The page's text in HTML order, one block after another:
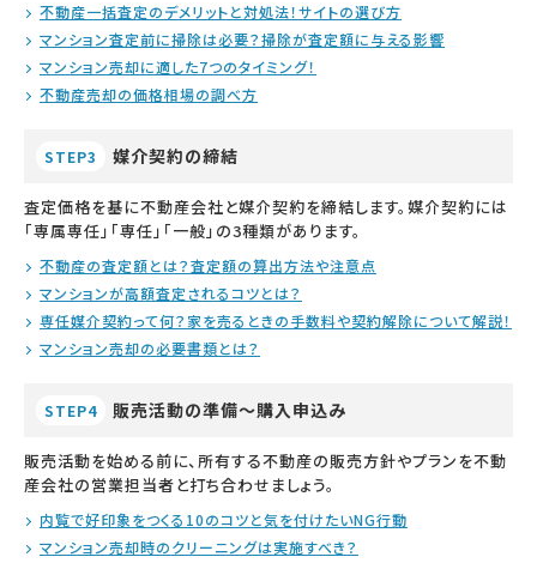
不動産一括査定のデメリットと対処法！サイトの選び方
マンション査定前に掃除は必要？掃除が査定額に与える影響
マンション売却に適した7つのタイミング！
不動産売却の価格相場の調べ方
STEP3 媒介契約の締結
査定価格を基に不動産会社と媒介契約を締結します。媒介契約には
「専属専任」「専任」「一般」の3種類があります。
不動産の査定額とは？査定額の算出方法や注意点
マンションが高額査定されるコツとは？
専任媒介契約って何？家を売るときの手数料や契約解除について解説！
マンション売却の必要書類とは？
STEP4 販売活動の準備～購入申込み
販売活動を始める前に、所有する不動産の販売方針やプランを不動
産会社の営業担当者と打ち合わせましょう。
内覧で好印象をつくる10のコツと気を付けたいNG行動
マンション売却時のクリーニングは実施すべき？